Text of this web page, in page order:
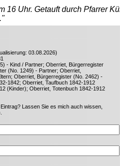
16 Uhr. Getauft durch Pfarrer
03.08.2026)
- Kind / Partner; Oberriet, Bürgerregister
(No. 1249) - Partner; Oberriet,
Oberriet, Bürgerregister (No. 2462) -
1842; Oberriet, Taufbuch 1842-1912
(Kinder); Oberriet, Totenbuch 1842-1912
Lassen Sie es mich auch wissen,